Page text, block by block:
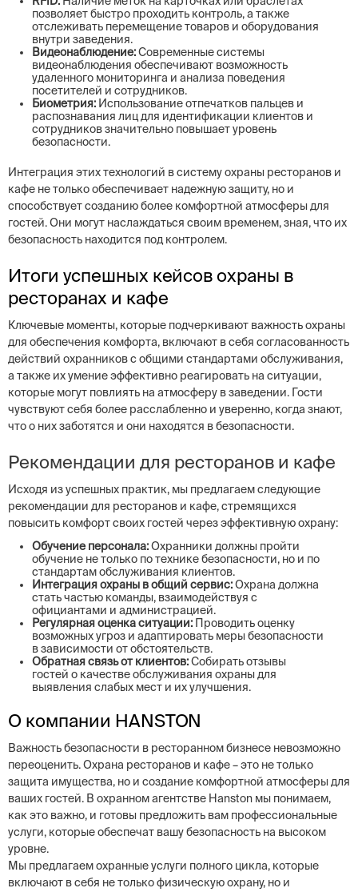
позволяет быстро проходить контроль, а также
отслеживать перемещение товаров и оборудования
внутри заведения.
Видеонаблюдение:Современные системы
видеонаблюдения обеспечивают возможность
удаленного мониторинга и анализа поведения
посетителей и сотрудников.
Биометрия: Использование отпечатков пальцев и
распознавания лиц для идентификации клиентов и
сотрудников значительно повышает уровень
безопасности.
Интеграция этих технологий в систему охраны ресторанов и
кафе не только обеспечивает надежную защиту, но и
способствует созданию более комфортной атмосферы для
гостей. Они могут наслаждаться своим временем, зная, что их
безопасность находится под контролем.
Итоги успешных кейсов охраны в
ресторанах и кафе
Ключевые моменты, которые подчеркивают важность охраны
для обеспечения комфорта, включают в себя согласованность
действий охранников с общими стандартами обслуживания,
а также их умение эффективно реагировать на ситуации,
которые могут повлиять на атмосферу в заведении. Гости
чувствуют себя более расслабленно и уверенно, когда знают,
что о них заботятся и они находятся в безопасности.
Рекомендации для ресторанов и кафе
Исходя из успешных практик, мы предлагаем следующие
рекомендации для ресторанов и кафе, стремящихся
повысить комфорт своих гостей через эффективную охрану:
Обучение персонала:Охранники должны пройти
обучение не только по технике безопасности, но и по
стандартам обслуживания клиентов.
Интеграция охраны в общий сервис:Охрана должна
стать частью команды, взаимодействуя с
официантами и администрацией.
Регулярная оценка ситуации: Проводить оценку
возможных угроз и адаптировать меры безопасности
в зависимости от обстоятельств.
Обратная связь от клиентов:Собирать отзывы
гостей о качестве обслуживания охраны для
выявления слабых мест и их улучшения.
О компании HANSTON
Важность безопасности в ресторанном бизнесе невозможно
переоценить. Охрана ресторанов и кафе – это не только
защита имущества, но и создание комфортной атмосферы для
ваших гостей. В охранном агентстве Hanston мы понимаем,
как это важно, и готовы предложить вам профессиональные
услуги, которые обеспечат вашу безопасность на высоком
уровне.
Мы предлагаем охранные услуги полного цикла, которые
включают в себя не только физическую охрану, но и